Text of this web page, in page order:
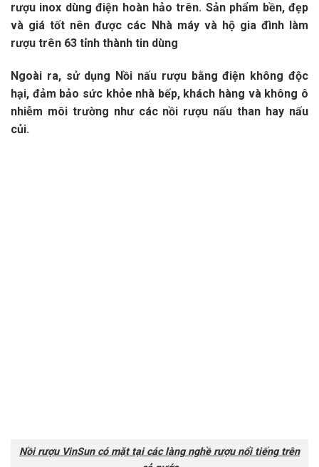
rượu inox dùng điện hoàn hảo trên. Sản phẩm bền, đẹp
và giá tốt nên được các Nhà máy và hộ gia đình làm
rượu trên 63 tỉnh thành tin dùng
Ngoài ra, sử dụng Nồi nấu rượu bằng điện không độc
hại, đảm bảo sức khỏe nhà bếp, khách hàng và không ô
nhiễm môi trường như các nồi rượu nấu than hay nấu
củi.
Nồi rượu VinSun có mặt tại các làng nghề rượu nổi tiếng trên